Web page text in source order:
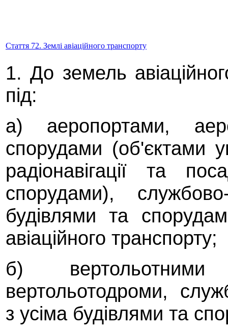
Стаття 72. Землі авіаційного транспорту
1. До земель
під:
а) аеропортами,
спорудами (об'єктами
радіонавігації та
спорудами),
будівлями та
авіаційного транспорту;
б)
вертольотодроми,
з усіма будівлями та